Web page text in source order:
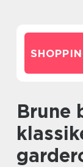
Brune bukser – en tidløs